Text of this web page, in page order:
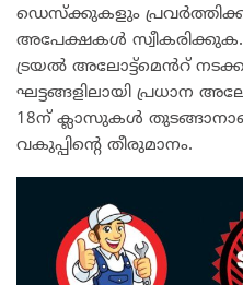
ഡെസ്ക്കുകളും
അപേക്ഷകൾ
ട്രയൽ അലോട്ട്മെൻറ്
ഘട്ടങ്ങളിലായി പ്രധാന
18ന് ക്ലാസുകൾ
വകുപ്പിന്റെ തീരുമാനം.